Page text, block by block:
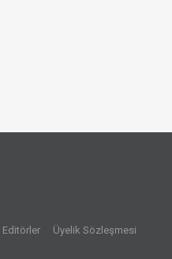
Editörler Üyelik Sözleşmesi